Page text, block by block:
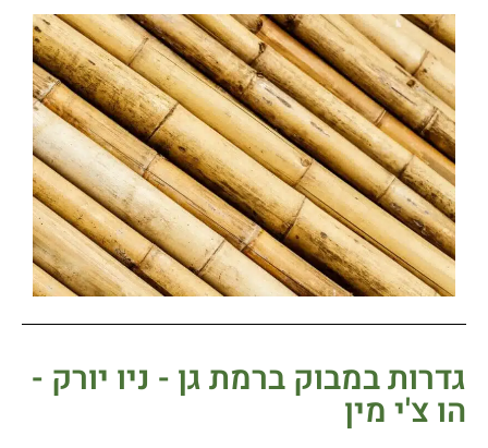
גדרות במבוק ברמת גן - ניו יורק -
הו צ'י מין